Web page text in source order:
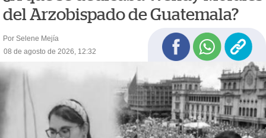
del Arzobispado de Guatemala?
Por Selene Mejía
08 de agosto de 2026, 12:32